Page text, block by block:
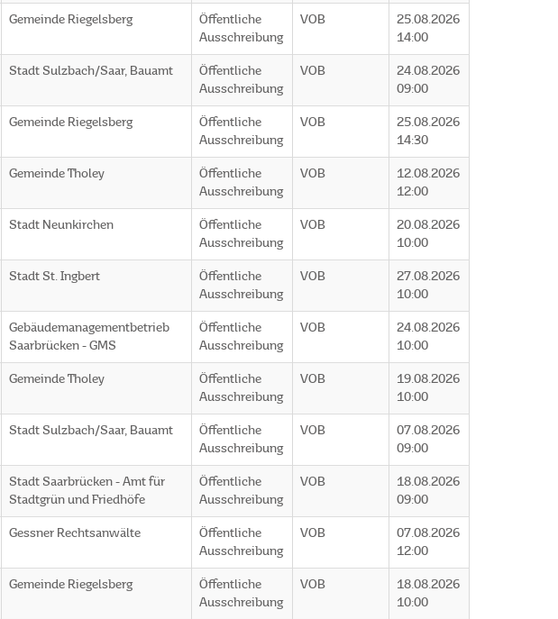
Gemeinde Riegelsberg
Öffentliche
Ausschreibung
VOB
25.08.2026
14:00
Stadt Sulzbach/Saar, Bauamt
Öffentliche
Ausschreibung
VOB
24.08.2026
09:00
Gemeinde Riegelsberg
Öffentliche
Ausschreibung
VOB
25.08.2026
14:30
Gemeinde Tholey
Öffentliche
Ausschreibung
VOB
12.08.2026
12:00
Stadt Neunkirchen
Öffentliche
Ausschreibung
VOB
20.08.2026
10:00
Stadt St. Ingbert
Öffentliche
Ausschreibung
VOB
27.08.2026
10:00
Gebäudemanagementbetrieb
Saarbrücken - GMS
Öffentliche
Ausschreibung
VOB
24.08.2026
10:00
Gemeinde Tholey
Öffentliche
Ausschreibung
VOB
19.08.2026
10:00
Stadt Sulzbach/Saar, Bauamt
Öffentliche
Ausschreibung
VOB
07.08.2026
09:00
Stadt Saarbrücken - Amt für
Stadtgrün und Friedhöfe
Öffentliche
Ausschreibung
VOB
18.08.2026
09:00
Gessner Rechtsanwälte
Öffentliche
Ausschreibung
VOB
07.08.2026
12:00
Gemeinde Riegelsberg
Öffentliche
Ausschreibung
VOB
18.08.2026
10:00